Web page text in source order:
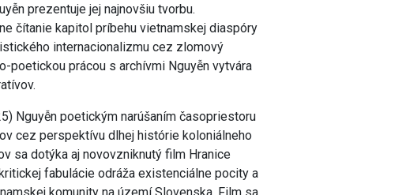
prezentuje jej najnovšiu tvorbu.
čítanie kapitol príbehu vietnamskej diaspóry
internacionalizmu cez zlomový
poetickou prácou s archívmi Nguyễn vytvára
Nguyễn poetickým narúšaním časopriestoru
cez perspektívu dlhej histórie koloniálneho
sa dotýka aj novovzniknutý film Hranice
fabulácie odráža existenciálne pocity a
komunity na území Slovenska. Film sa